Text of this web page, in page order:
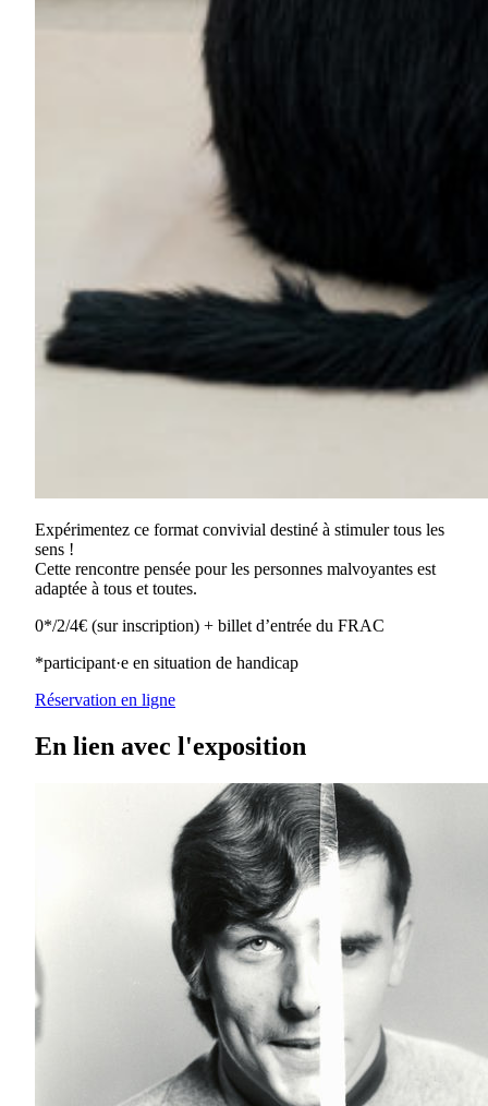
Expérimentez ce format convivial destiné à stimuler tous les
sens !
Cette rencontre pensée pour les personnes malvoyantes est
adaptée à tous et toutes.
0*/2/4€ (sur inscription) + billet d’entrée du FRAC
*participant·e en situation de handicap
Réservation en ligne
En lien avec l'exposition